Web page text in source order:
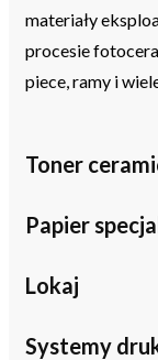
materiały
procesie
piece, ramy i
Toner
Papier
Lokaj
Systemy